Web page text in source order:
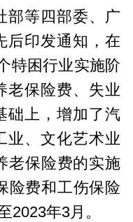
等四部委、广
后印发通知，在
特困行业实施阶
老保险费、失业
础上，增加了汽
业、文化艺术业
老保险费的实施
险费和工伤保险
2023年3月。